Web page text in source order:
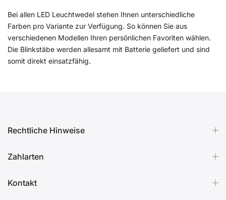
Bei allen LED Leuchtwedel stehen Ihnen unterschiedliche
Farben pro Variante zur Verfügung. So können Sie aus
verschiedenen Modellen Ihren persönlichen Favoriten wählen.
Die Blinkstäbe werden allesamt mit Batterie geliefert und sind
somit direkt einsatzfähig.
Rechtliche Hinweise
Zahlarten
Kontakt